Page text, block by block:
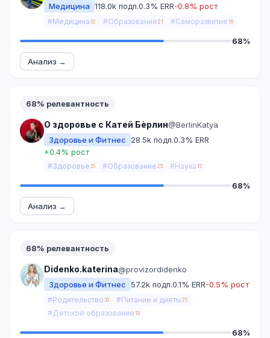
Медицина 118.0k подп.0.3% ERR-0.8% рост
#Медицина 32 #Образование 21 #Саморазвитие 16
68%
Анализ →
68% релевантность
О здоровье с Катей Бèрлин@BerlinKatya
Здоровье и Фитнес
28.5k подп.0.3% ERR
+0.4% рост
#Здоровье 35 #Образование 25 #Наука 15
68%
Анализ →
68% релевантность
Didenko.katerina@provizordidenko
Здоровье и Фитнес
57.2k подп.0.1% ERR-0.5% рост
#Родительство 30 #Питание и диеты 25
#Детское образование 15
68%